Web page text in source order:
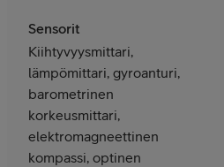
Sensorit
Kiihtyvyysmittari,
lämpömittari, gyroanturi,
barometrinen
korkeusmittari,
elektromagneettinen
kompassi, optinen